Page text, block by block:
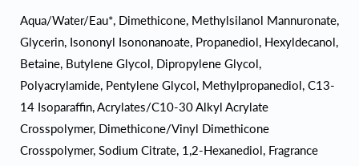
Aqua/Water/Eau*, Dimethicone, Methylsilanol Mannuronate,
Glycerin, Isononyl Isononanoate, Propanediol, Hexyldecanol,
Betaine, Butylene Glycol, Dipropylene Glycol,
Polyacrylamide, Pentylene Glycol, Methylpropanediol, C13-
14 Isoparaffin, Acrylates/C10-30 Alkyl Acrylate
Crosspolymer, Dimethicone/Vinyl Dimethicone
Crosspolymer, Sodium Citrate, 1,2-Hexanediol, Fragrance